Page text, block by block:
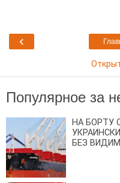
‹
Популярное за
НА БОРТУ
БЕЗ